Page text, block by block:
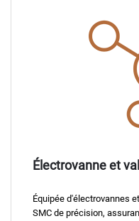
Électrovanne et
Équipée d'électrovannes
SMC de précision,